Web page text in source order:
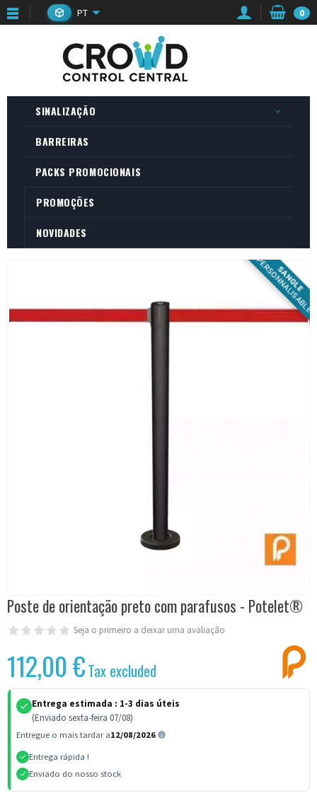
PT 0
SINALIZAÇÃO
BARREIRAS
PACKS PROMOCIONAIS
PROMOÇÕES
NOVIDADES
SANGLE
PERSONNALISABLE
Poste de orientação preto com parafusos - Potelet®
Seja o primeiro a deixar uma avaliação
112,00 €Tax excluded
Entrega estimada : 1-3 dias úteis
(Enviado sexta-feira 07/08)
Entregue o mais tardar a12/08/2026
Entrega rápida !
Enviado do nosso stock